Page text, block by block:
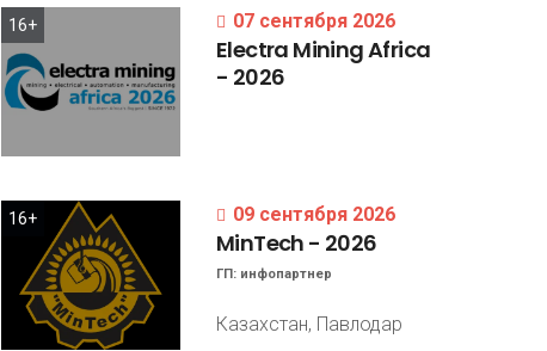
16+ 07 сентября 2026
Electra MiningAfrica
- 2026
16+ 09 сентября 2026
MinTech - 2026
ГП: инфопартнер
Казахстан, Павлодар